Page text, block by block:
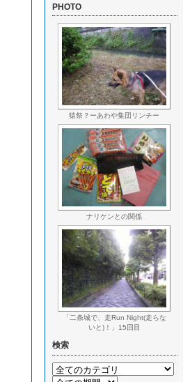
PHOTO
猿祭？ーあわや集団リンチー
ナリケンとの関係
「二条城で、走Run Night(走らな
いと)！」15回目
検索